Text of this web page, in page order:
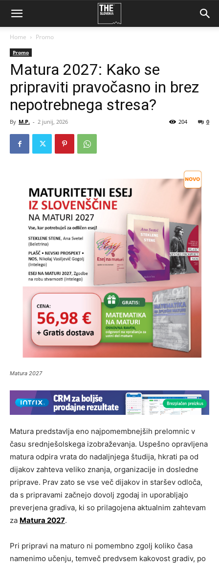
Home Promo
Promo
Matura 2027: Kako se
pripraviti pravočasno in brez
nepotrebnega stresa?
By M.P. - 2 junij, 2026 0
204
Matura 2027
Matura predstavlja eno najpomembnejših prelomnic v
času srednješolskega izobraževanja. Uspešno opravljena
matura odpira vrata do nadaljnjega študija, hkrati pa od
dijakov zahteva veliko znanja, organizacije in dosledne
priprave. Prav zato se vse več dijakov in staršev odloča,
da s pripravami začnejo dovolj zgodaj in uporabljajo
preverjena gradiva, ki so prilagojena aktualnim zahtevam
za Matura 2027.
Pri pripravi na maturo ni pomembno zgolj koliko časa
namenimo učenju, temveč predvsem kakovost gradiv, po